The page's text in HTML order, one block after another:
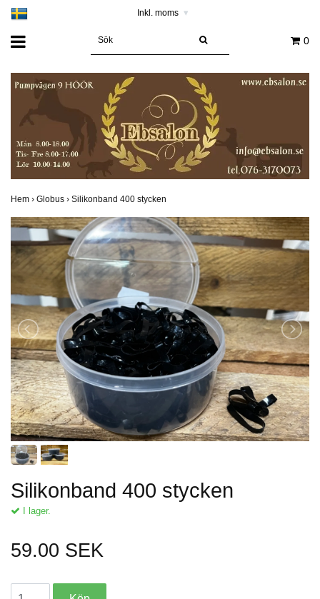
Inkl. moms ▾
0
Hem › Globus › Silikonband 400 stycken
Silikonband 400 stycken
I lager.
59.00 SEK